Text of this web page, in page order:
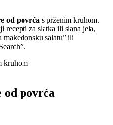
od povrća s prženim kruhom.
recepti za slatka ili slana jela,
makedonsku salatu” ili
od povrća